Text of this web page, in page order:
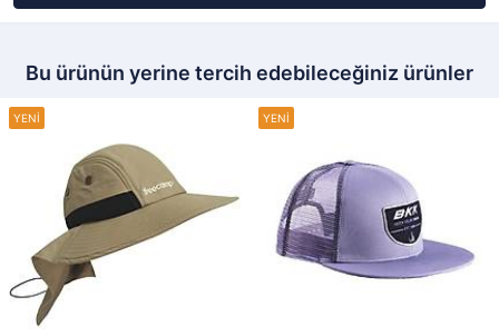
Bu ürünün yerine tercih edebileceğiniz ürünler